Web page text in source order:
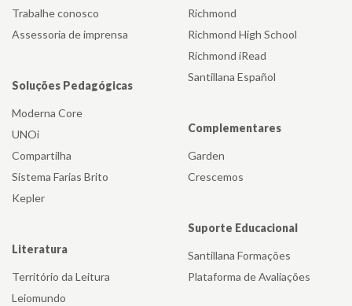
Trabalhe conosco
Assessoria de imprensa
Soluções Pedagógicas
Moderna Core
UNOi
Compartilha
Sistema Farias Brito
Kepler
Literatura
Território da Leitura
Leiomundo
Richmond
Richmond High School
Richmond iRead
Santillana Español
Complementares
Garden
Crescemos
Suporte Educacional
Santillana Formações
Plataforma de Avaliações